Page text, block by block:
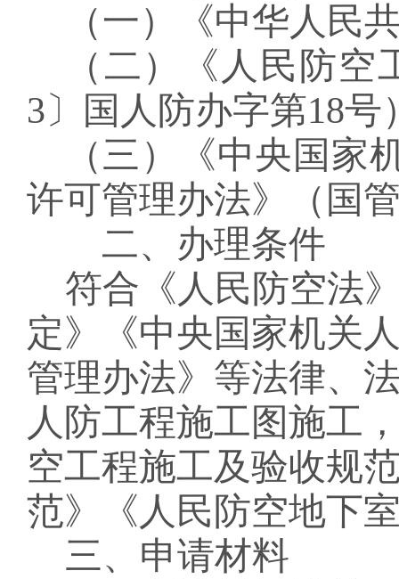
（一）
《中华人民
（二）《人民防
3〕 国人防办字第18号
（三）《中央国家
许可管理办法》（国
二、办理条件
符合《人民防空法
定》《中央国家机关
管理办法》等法律、
人防工程施工图施工
空工程施工及验收规
范》《人民防空地下
三、 申请材料